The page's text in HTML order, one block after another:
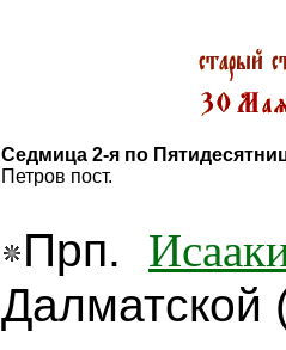
Седмица 2-я по
Петров пост.
Прп.
Далматской